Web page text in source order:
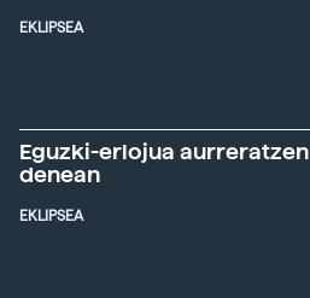
EKLIPSEA
Eguzki-erlojua aurreratzen
denean
EKLIPSEA